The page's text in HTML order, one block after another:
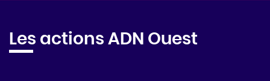
Les actions ADN Ouest